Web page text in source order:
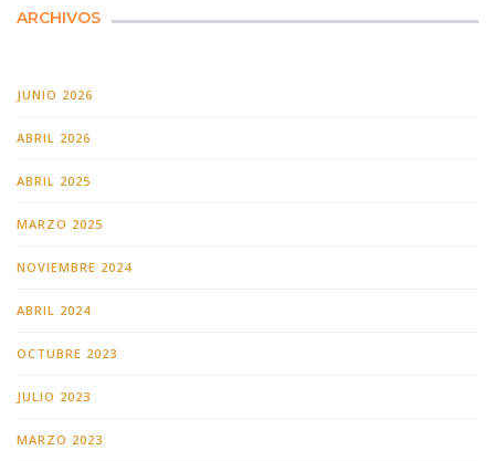
ARCHIVOS
JUNIO 2026
ABRIL 2026
ABRIL 2025
MARZO 2025
NOVIEMBRE 2024
ABRIL 2024
OCTUBRE 2023
JULIO 2023
MARZO 2023